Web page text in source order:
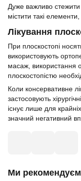
Дуже важливо стежити
містити такі
Лікування
При плоскостопі
використовують
масаж, використання
плоскостопістю
Коли консервативне
застосовують
існує лише для
значний негативний
Ми